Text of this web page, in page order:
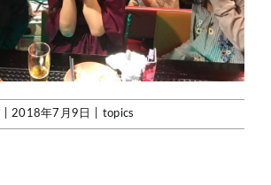
2018年7月9日 topics